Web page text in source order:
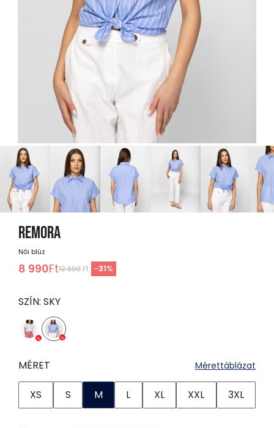
REMORA
Női blúz
8 990Ft12 990 Ft -31%
SZÍN: SKY
MÉRET Mérettáblázat
XS S M L XL XXL 3XL